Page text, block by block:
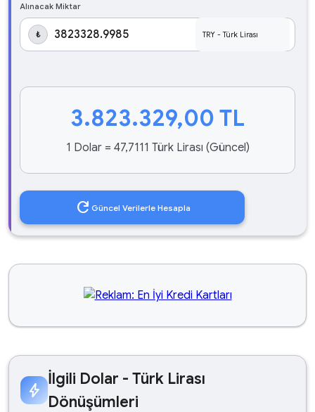
Alınacak Miktar
₺
3.823.329,00 TL
1 Dolar = 47,7111 Türk Lirası (Güncel)
refresh Güncel Verilerle Hesapla
bolt
İlgili Dolar - Türk Lirası
Dönüşümleri